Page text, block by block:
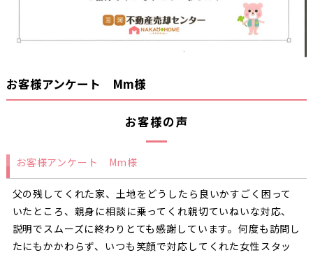
お客様アンケート Mm様
お客様の声
お客様アンケート Mm様
父の残してくれた家、土地をどうしたら良いかすごく困って
いたところ、親身に相談に乗ってくれ親切ていねいな対応、
説明でスムーズに終わりとても感謝しています。何度も訪問し
たにもかかわらず、いつも笑顔で対応してくれた女性スタッ